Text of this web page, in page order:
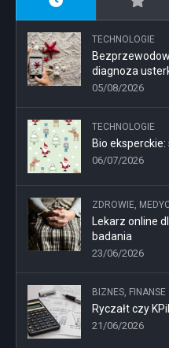
TECHNOLOGIE
diagnoza
05/08/2026
TECHNOLOGIE
Bio
06/07/2026
ZDROWIE,
Lekarz online
badania
23/06/2026
BIZNES, FINANSE
Ryczałt czy
21/06/2026